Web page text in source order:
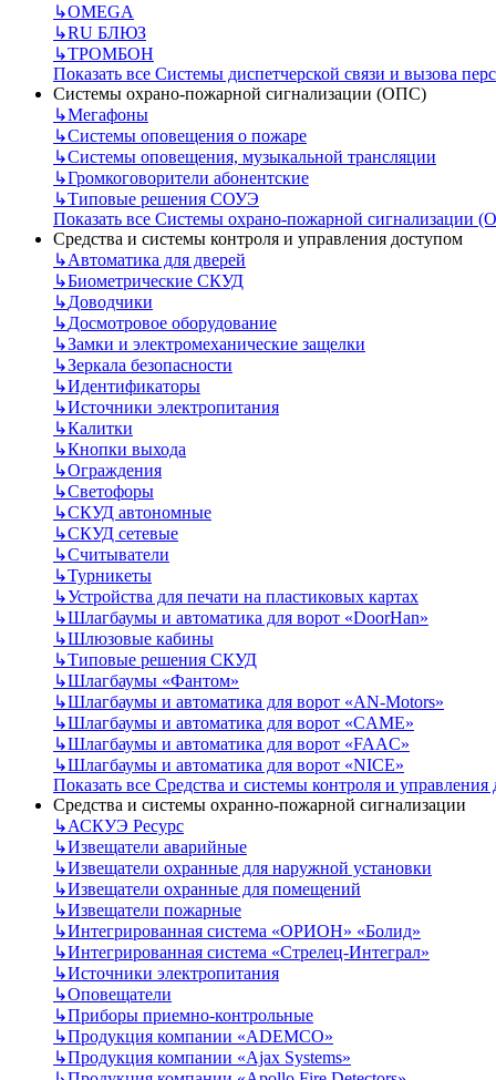
↳OMEGA
↳RU БЛЮЗ
↳ТРОМБОН
Показать все Системы диспетчерской связи и вызова
Системы охрано-пожарной сигнализации (ОПС)
↳Мегафоны
↳Системы оповещения о пожаре
↳Системы оповещения, музыкальной трансляции
↳Громкоговорители абонентские
↳Типовые решения СОУЭ
Показать все Системы охрано-пожарной сигнализации
Средства и системы контроля и управления доступом
↳Автоматика для дверей
↳Биометрические СКУД
↳Доводчики
↳Досмотровое оборудование
↳Замки и электромеханические защелки
↳Зеркала безопасности
↳Идентификаторы
↳Источники электропитания
↳Калитки
↳Кнопки выхода
↳Ограждения
↳Светофоры
↳СКУД автономные
↳СКУД сетевые
↳Считыватели
↳Турникеты
↳Устройства для печати на пластиковых картах
↳Шлагбаумы и автоматика для ворот «DoorHan»
↳Шлюзовые кабины
↳Типовые решения СКУД
↳Шлагбаумы «Фантом»
↳Шлагбаумы и автоматика для ворот «AN-Motors»
↳Шлагбаумы и автоматика для ворот «CAME»
↳Шлагбаумы и автоматика для ворот «FAAC»
↳Шлагбаумы и автоматика для ворот «NICE»
Показать все Средства и системы контроля и управления
Средства и системы охранно-пожарной сигнализации
↳АСКУЭ Ресурс
↳Извещатели аварийные
↳Извещатели охранные для наружной установки
↳Извещатели охранные для помещений
↳Извещатели пожарные
↳Интегрированная система «ОРИОН» «Болид»
↳Интегрированная система «Стрелец-Интеграл»
↳Источники электропитания
↳Оповещатели
↳Приборы приемно-контрольные
↳Продукция компании «ADEMCO»
↳Продукция компании «Ajax Systems»